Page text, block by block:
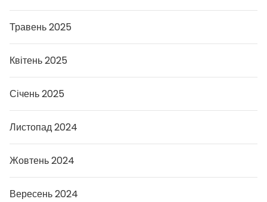
Травень 2025
Квітень 2025
Січень 2025
Листопад 2024
Жовтень 2024
Вересень 2024